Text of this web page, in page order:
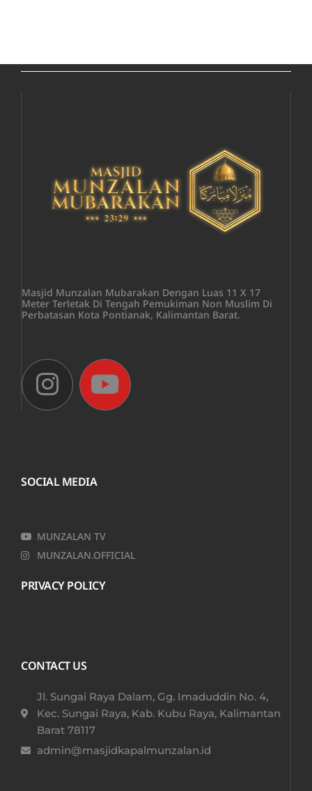
Masjid Munzalan Mubarakan Dengan Luas 11 X 17
Meter Terletak Di Tengah Pemukiman Non Muslim Di
Perbatasan Kota Pontianak, Kalimantan Barat.
SOCIAL MEDIA
MUNZALAN TV
MUNZALAN.OFFICIAL
PRIVACY POLICY
CONTACT US
Jl. Sungai Raya Dalam, Gg. Imaduddin No. 4,
Kec. Sungai Raya, Kab. Kubu Raya, Kalimantan
Barat 78117​
admin@masjidkapalmunzalan.id